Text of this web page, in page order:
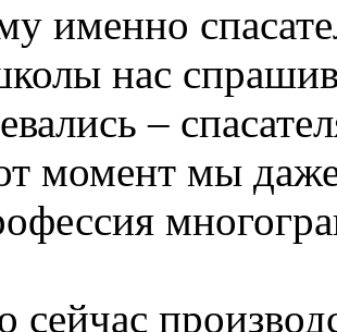
именно
нас
–
момент мы даже
сейчас